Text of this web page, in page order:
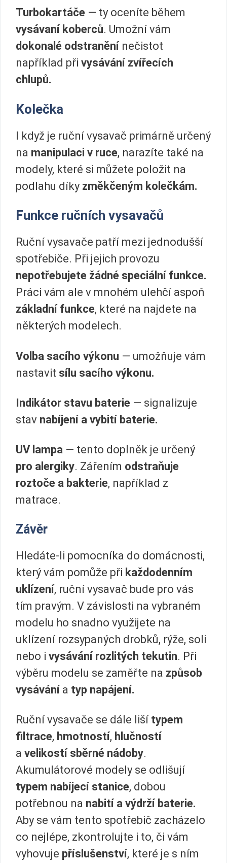
Turbokartáče — ty oceníte během
vysávaní koberců. Umožní vám
dokonalé odstranění nečistot
například při vysávání zvířecích
chlupů.
Kolečka
I když je ruční vysavač primárně určený
na manipulaci v ruce, narazíte také na
modely, které si můžete položit na
podlahu díky změkčeným kolečkám.
Funkce ručních vysavačů
Ruční vysavače patří mezi jednodušší
spotřebiče. Při jejich provozu
nepotřebujete žádné speciální funkce.
Práci vám ale v mnohém ulehčí aspoň
základní funkce, které na najdete na
některých modelech.
Volba sacího výkonu — umožňuje vám
nastavit sílu sacího výkonu.
Indikátor stavu baterie — signalizuje
stav nabíjení a vybití baterie.
UV lampa — tento doplněk je určený
pro alergiky. Zářením odstraňuje
roztoče a bakterie, například z
matrace.
Závěr
Hledáte-li pomocníka do domácnosti,
který vám pomůže při každodenním
uklízení, ruční vysavač bude pro vás
tím pravým. V závislosti na vybraném
modelu ho snadno využijete na
uklízení rozsypaných drobků, rýže, soli
nebo i vysávání rozlitých tekutin. Při
výběru modelu se zaměřte na způsob
vysávánía typ napájení.
Ruční vysavače se dále liší typem
filtrace, hmotností, hlučností
a velikostí sběrné nádoby.
Akumulátorové modely se odlišují
typem nabíjecí stanice, dobou
potřebnou na nabití a výdrží baterie.
Aby se vám tento spotřebič zacházelo
co nejlépe, zkontrolujte i to, či vám
vyhovuje příslušenství, které je s ním